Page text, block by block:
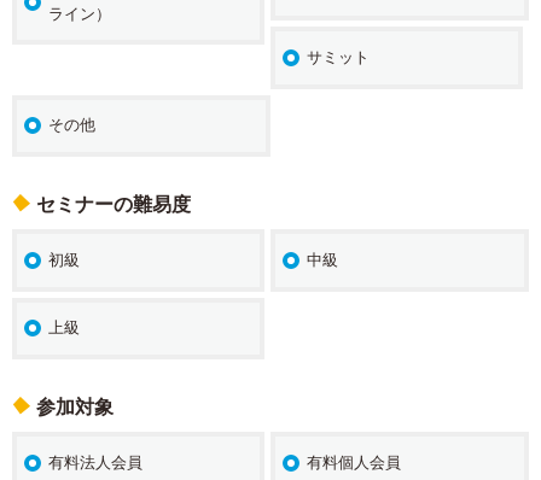
ライン）
サミット
その他
セミナーの難易度
初級 中級
上級
参加対象
有料法人会員 有料個人会員